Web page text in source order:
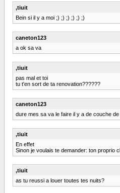
,tiuit
Bein si il y a moi ;) ;) ;) ;) ;) ;)
caneton123
a ok sa va
,tiuit
pas mal et toi
tu t'en sort de ta renovation??????
caneton123
dure mes sa va le faire il y a de couche
,tiuit
En effet
Sinon je voulais te demander: ton proprio
,tiuit
as tu reussi a louer toutes tes nuits?